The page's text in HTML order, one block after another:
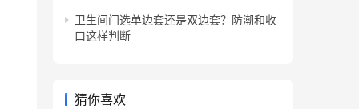
卫生间门选单边套还是双边套？防潮和收
口这样判断
猜你喜欢